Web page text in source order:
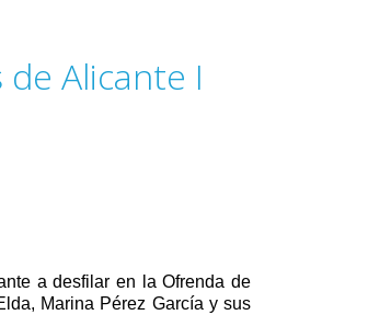
Alicante I
a desfilar en la Ofrenda de
Marina Pérez García y sus